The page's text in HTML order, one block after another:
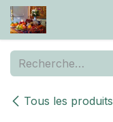
Se rendre au contenu
Tous les produits